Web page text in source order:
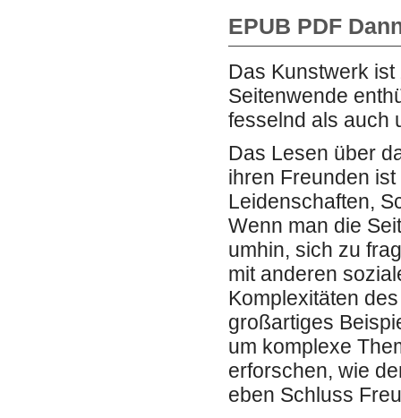
EPUB PDF
Das Kunstwerk
Seitenwende
fesselnd als auch
Das Lesen über
ihren Freunden
Leidenschaften,
Wenn man die
umhin, sich zu
mit anderen
Komplexitäten
großartiges
um komplexe
erforschen, wie
eben Schluss